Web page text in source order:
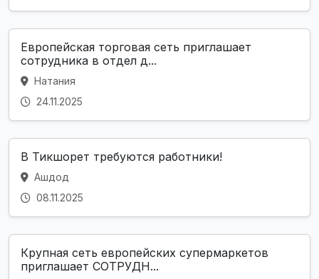
Европейская торговая сеть приглашает
сотрудника в отдел д...
Натания
24.11.2025
В Тикшорет требуются работники!
Ашдод
08.11.2025
Крупная сеть европейских супермаркетов
приглашает СОТРУДН...